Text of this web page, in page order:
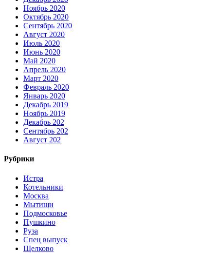
Ноябрь 2020
Октябрь 2020
Сентябрь 2020
Август 2020
Июль 2020
Июнь 2020
Май 2020
Апрель 2020
Март 2020
Февраль 2020
Январь 2020
Декабрь 2019
Ноябрь 2019
Декабрь 202
Сентябрь 202
Август 202
Рубрики
Истра
Котельники
Москва
Мытищи
Подмосковье
Пушкино
Руза
Спец выпуск
Щелково